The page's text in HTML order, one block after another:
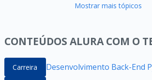
Mostrar mais tópicos
CONTEÚDOS ALURA COM O
Carreira Desenvolvimento Back-End